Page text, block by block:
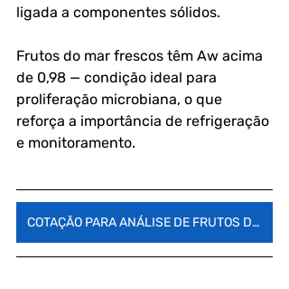
ligada a componentes sólidos.
Frutos do mar frescos têm Aw acima
de 0,98 — condição ideal para
proliferação microbiana, o que
reforça a importância de refrigeração
e monitoramento.
COTAÇÃO PARA ANÁLISE DE FRUTOS DO MAR